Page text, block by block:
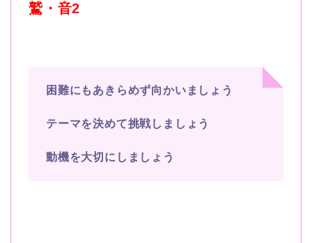
鷲・音2
困難にもあきらめず向かいましょう
テーマを決めて挑戦しましょう
動機を大切にしましょう